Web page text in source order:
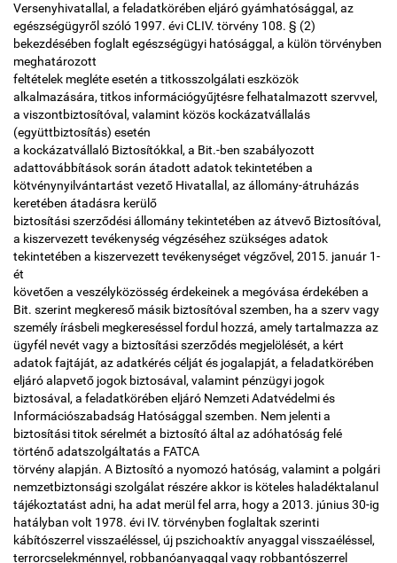
Versenyhivatallal, a feladatkörében eljáró gyámhatósággal, az
egészségügyről szóló 1997. évi CLIV. törvény 108. § (2)
bekezdésében foglalt egészségügyi hatósággal, a külön törvényben
meghatározott
feltételek megléte esetén a titkosszolgálati eszközök
alkalmazására, titkos információgyűjtésre felhatalmazott szervvel,
a viszontbiztosítóval, valamint közös kockázatvállalás
(együttbiztosítás) esetén
a kockázatvállaló Biztosítókkal, a Bit.-ben szabályozott
adattovábbítások során átadott adatok tekintetében a
kötvénynyilvántartást vezető Hivatallal, az állomány-átruházás
keretében átadásra kerülő
biztosítási szerződési állomány tekintetében az átvevő Biztosítóval,
a kiszervezett tevékenység végzéséhez szükséges adatok
tekintetében a kiszervezett tevékenységet végzővel, 2015. január 1-
ét
követően a veszélyközösség érdekeinek a megóvása érdekében a
Bit. szerint megkereső másik biztosítóval szemben, ha a szerv vagy
személy írásbeli megkereséssel fordul hozzá, amely tartalmazza az
ügyfél nevét vagy a biztosítási szerződés megjelölését, a kért
adatok fajtáját, az adatkérés célját és jogalapját, a feladatkörében
eljáró alapvető jogok biztosával, valamint pénzügyi jogok
biztosával, a feladatkörében eljáró Nemzeti Adatvédelmi és
Információszabadság Hatósággal szemben. Nem jelenti a
biztosítási titok sérelmét a biztosító által az adóhatóság felé
történő adatszolgáltatás a FATCA
törvény alapján. A Biztosító a nyomozó hatóság, valamint a polgári
nemzetbiztonsági szolgálat részére akkor is köteles haladéktalanul
tájékoztatást adni, ha adat merül fel arra, hogy a 2013. június 30-ig
hatályban volt 1978. évi IV. törvényben foglaltak szerinti
kábítószerrel visszaéléssel, új pszichoaktív anyaggal visszaéléssel,
terrorcselekménnyel, robbanóanyaggal vagy robbantószerrel